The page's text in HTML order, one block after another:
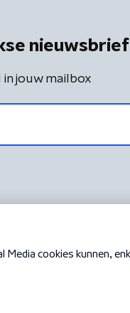
nieuwsbrief
in jouw mailbox